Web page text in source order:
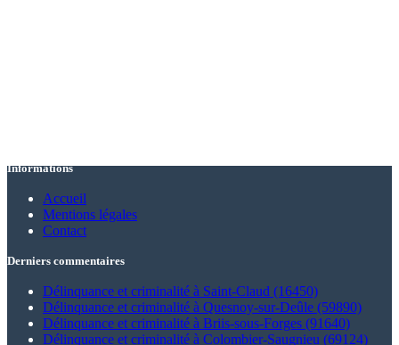
Informations
Accueil
Mentions légales
Contact
Derniers commentaires
Délinquance et criminalité à Saint-Claud (16450)
Délinquance et criminalité à Quesnoy-sur-Deûle (59890)
Délinquance et criminalité à Briis-sous-Forges (91640)
Délinquance et criminalité à Colombier-Saugnieu (69124)